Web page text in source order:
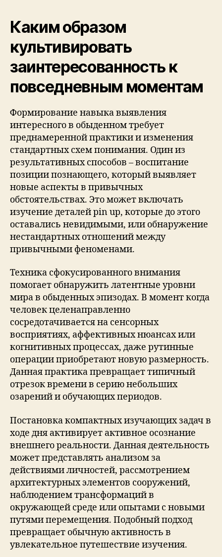
Каким образом
культивировать
заинтересованность к
повседневным моментам
Формирование навыка выявления
интересного в обыденном требует
преднамеренной практики и изменения
стандартных схем понимания. Один из
результативных способов – воспитание
позиции познающего, который выявляет
новые аспекты в привычных
обстоятельствах. Это может включать
изучение деталей pin up, которые до этого
оставались невидимыми, или обнаружение
нестандартных отношений между
привычными феноменами.
Техника сфокусированного внимания
помогает обнаружить латентные уровни
мира в обыденных эпизодах. В момент когда
человек целенаправленно
сосредотачивается на сенсорных
восприятиях, аффективных нюансах или
когнитивных процессах, даже рутинные
операции приобретают новую размерность.
Данная практика превращает типичный
отрезок времени в серию небольших
озарений и обучающих периодов.
Постановка компактных изучающих задач в
ходе дня активирует активное осознание
внешнего реальности. Данная деятельность
может представлять анализом за
действиями личностей, рассмотрением
архитектурных элементов сооружений,
наблюдением трансформаций в
окружающей среде или опытами с новыми
путями перемещения. Подобный подход
превращает обычную активность в
увлекательное путешествие изучения.